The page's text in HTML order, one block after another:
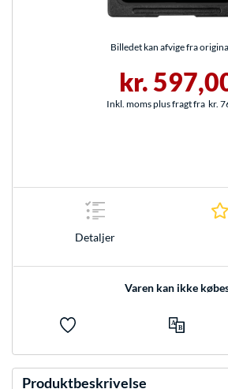
Billedet kan afvige fra
kr.
Inkl. moms plus fragt fra kr.
Detaljer
Varen kan ikke
Produktbeskrivelse